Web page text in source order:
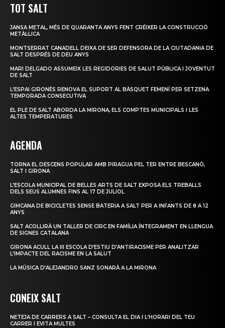
TOT SALT
JANSA METAL, MÉS DE QUARANTA ANYS FENT CRÉIXER LA CONSTRUCCIÓ
METÀL·LICA
MONTSERRAT CANADELL DEIXA DE SER DEFENSORA DE LA CIUTADANIA DE
SALT DESPRÉS DE DEU ANYS
MARI DELGADO ASSUMEIX LES REGIDORIES DE SALUT PÚBLICA I JOVENTUT
DE SALT
L’ESPAI GIRONÈS RENOVA EL SUPORT AL BÀSQUET FEMENÍ PER SETZENA
TEMPORADA CONSECUTIVA
EL PLE DE SALT ABORDA LA MIRONA, ELS COMPTES MUNICIPALS I LES
ALTES TEMPERATURES
AGENDA
TORNA EL DESCENS POPULAR AMB PIRAGUA PEL TER ENTRE BESCANÓ,
SALT I GIRONA
L’ESCOLA MUNICIPAL DE BELLES ARTS DE SALT EXPOSA ELS TREBALLS
DELS SEUS ALUMNES FINS AL 17 DE JULIOL
GIMCANA DE BICICLETES SENSE BATERIA A SALT PER A INFANTS DE 8 A 12
ANYS
SALT ACOLLIRÀ UN TALLER DE CIRC EN FAMÍLIA ÍNTEGRAMENT EN LLENGUA
DE SIGNES CATALANA
GIRONA ACULL LA III ESCOLA D’ESTIU D’ANTIRACISME PER ANALITZAR
L’IMPACTE DEL RACISME EN LA SALUT
LA MÚSICA D’ALEJANDRO SANZ SONARÀ A LA MIRONA
CONEIX SALT
NETEJA DE CARRERS A SALT – CONSULTA EL DIA I L’HORARI DEL TEU
CARRER I EVITA MULTES